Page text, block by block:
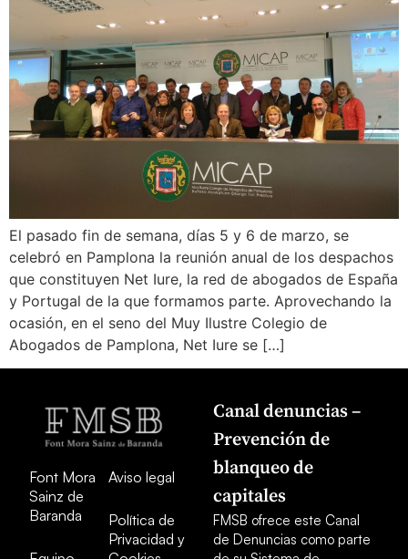
Noticias
¿En qué podemos ayudarte?
El pasado fin de semana, días 5 y 6 de marzo, se
celebró en Pamplona la reunión anual de los despachos
que constituyen Net Iure, la red de abogados de España
y Portugal de la que formamos parte. Aprovechando la
ocasión, en el seno del Muy Ilustre Colegio de
Abogados de Pamplona, Net Iure se […]
Font Mora
Sainz de
Baranda
Aviso legal
Política de
Privacidad y
Canal denuncias –
Prevención de
blanqueo de
capitales
FMSB ofrece este Canal
de Denuncias como parte